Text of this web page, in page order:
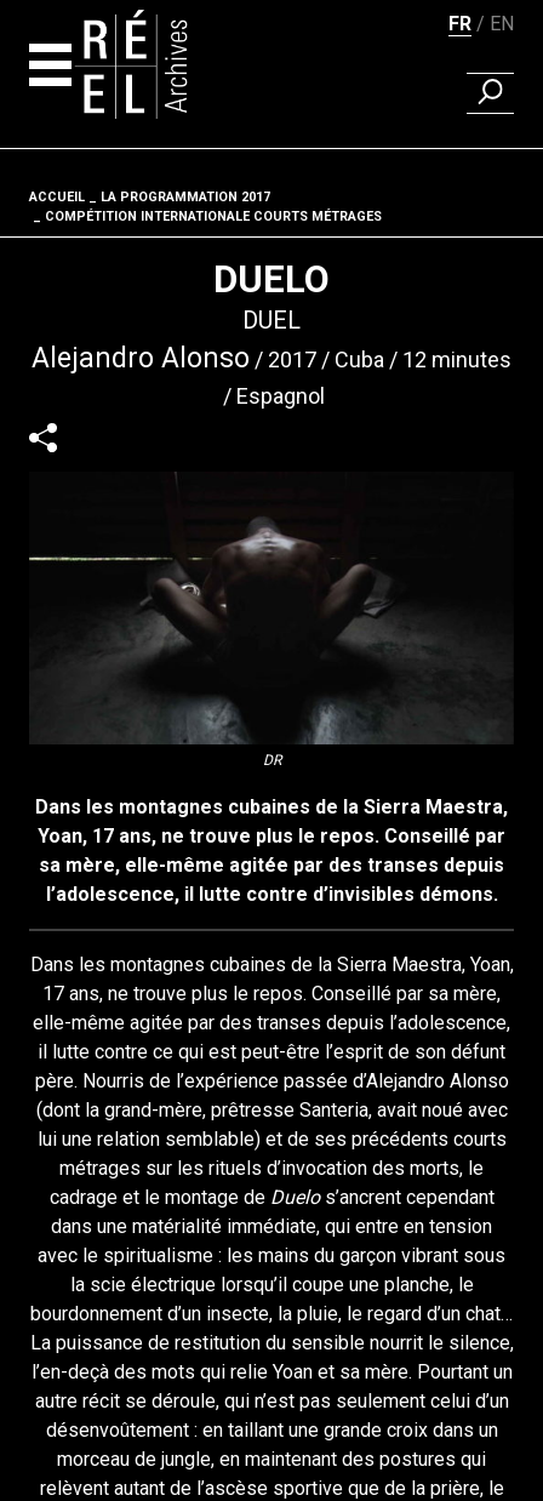
FR EN
ACCUEIL
LA PROGRAMMATION 2017
COMPÉTITION INTERNATIONALE COURTS MÉTRAGES
DUELO
DUEL
Alejandro Alonso 2017 Cuba
12 minutes
Espagnol
DR
Dans les montagnes cubaines de la Sierra Maestra,
Yoan, 17 ans, ne trouve plus le repos. Conseillé par
sa mère, elle-même agitée par des transes depuis
l’adolescence, il lutte contre d’invisibles démons.
Dans les montagnes cubaines de la Sierra Maestra, Yoan,
17 ans, ne trouve plus le repos. Conseillé par sa mère,
elle-même agitée par des transes depuis l’adolescence,
il lutte contre ce qui est peut-être l’esprit de son défunt
père. Nourris de l’expérience passée d’Alejandro Alonso
(dont la grand-mère, prêtresse Santeria, avait noué avec
lui une relation semblable) et de ses précédents courts
métrages sur les rituels d’invocation des morts, le
cadrage et le montage de Duelo s’ancrent cependant
dans une matérialité immédiate, qui entre en tension
avec le spiritualisme : les mains du garçon vibrant sous
la scie électrique lorsqu’il coupe une planche, le
bourdonnement d’un insecte, la pluie, le regard d’un chat…
La puissance de restitution du sensible nourrit le silence,
l’en-deçà des mots qui relie Yoan et sa mère. Pourtant un
autre récit se déroule, qui n’est pas seulement celui d’un
désenvoûtement : en taillant une grande croix dans un
morceau de jungle, en maintenant des postures qui
relèvent autant de l’ascèse sportive que de la prière, le